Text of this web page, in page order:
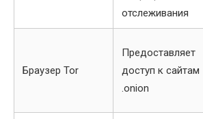
отслеживания
Браузер Tor
Предоставляет
доступ к сайтам
.onion